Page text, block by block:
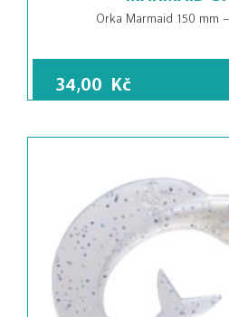
Orka Marmaid 150 mm
34,00 Kč